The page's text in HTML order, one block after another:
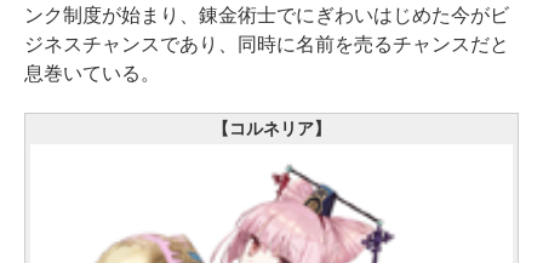
ンク制度が始まり、錬金術士でにぎわいはじめた今がビ
ジネスチャンスであり、同時に名前を売るチャンスだと
息巻いている。
【コルネリア】